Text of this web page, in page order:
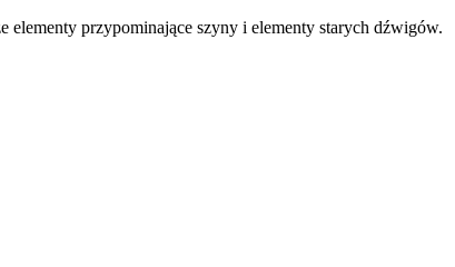
elementy przypominające szyny i elementy starych dźwigów.